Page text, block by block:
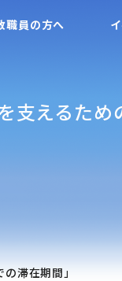
職員の方へ
支えるた
滞在期間」